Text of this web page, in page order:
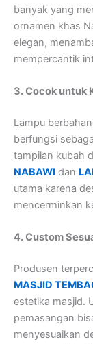
banyak yang
ornamen khas
elegan,
mempercantik
3. Cocok untuk
Lampu
berfungsi
tampilan kubah
NABAWI dan
utama karena
mencerminkan
4. Custom
Produsen
MASJID
estetika masjid.
pemasangan
menyesuaikan